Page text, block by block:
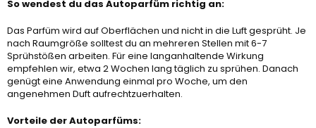
So wendest du das Autoparfüm richtig an:
Das Parfüm wird auf Oberflächen und nicht in die Luft gesprüht. Je
nach Raumgröße solltest du an mehreren Stellen mit 6-7
Sprühstößen arbeiten. Für eine langanhaltende Wirkung
empfehlen wir, etwa 2 Wochen lang täglich zu sprühen. Danach
genügt eine Anwendung einmal pro Woche, um den
angenehmen Duft aufrechtzuerhalten.
Vorteile der Autoparfüms: